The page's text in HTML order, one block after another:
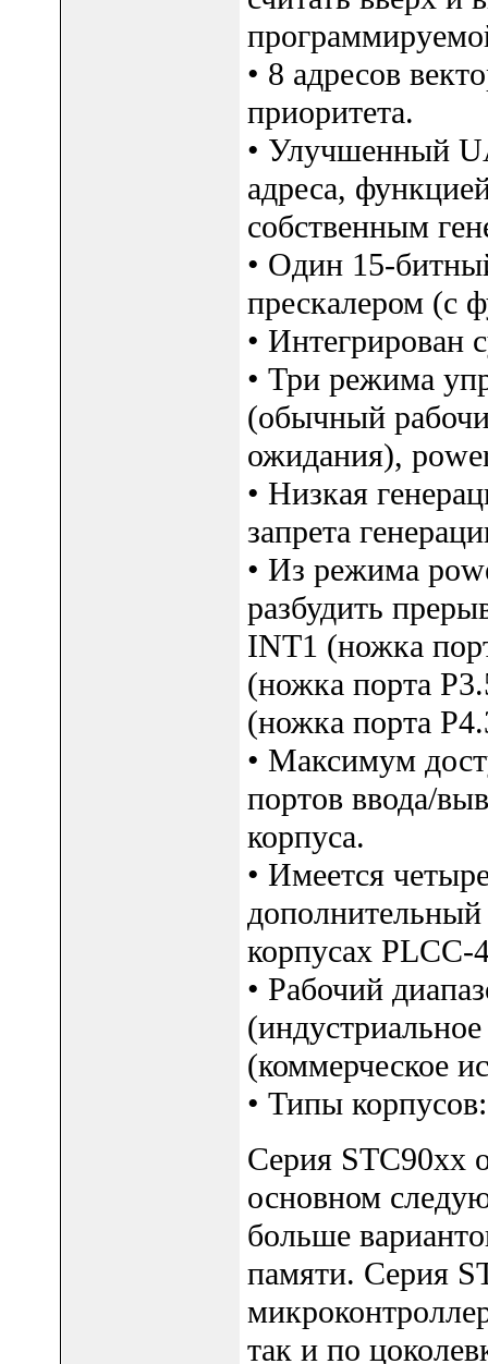
• 8 адресов
приоритета.
• Улучшенный
адреса,
собственным
• Один 15-
прескалером (с
• Интегрирован
• Три режима
(обычный
ожидания),
• Низкая
запрета
• Из режима
разбудить
INT1 (ножка
(ножка порта
(ножка порта
• Максимум
портов ввода/
корпуса.
• Имеется
корпусах
• Рабочий
(коммерческое
• Типы
Серия STC90xx
основном
больше
памяти. Серия
так и по